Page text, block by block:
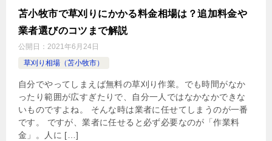
苫小牧市で草刈りにかかる料金相場は？追加料金や
業者選びのコツまで解説
公開日： 2021年6月24日
草刈り相場（苫小牧市）
自分でやってしまえば無料の草刈り作業。でも時間がなか
ったり範囲が広すぎたりで、自分一人ではなかなかできな
いものですよね。 そんな時は業者に任せてしまうのが一番
です。 ですが、業者に任せると必ず必要なのが「作業料
金」。人に […]